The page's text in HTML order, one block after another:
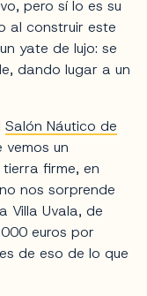
pero sí lo es su
al construir este
yate de lujo: se
dando lugar a un
Salón Náutico de
vemos un
firme, en
nos sorprende
Villa Uvala, de
euros por
de eso de lo que